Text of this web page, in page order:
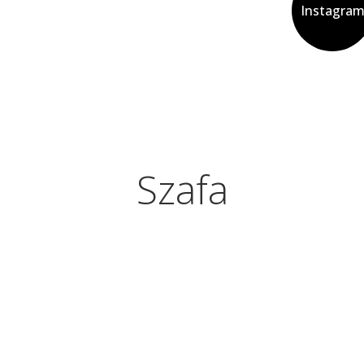
Instagram
Szafa